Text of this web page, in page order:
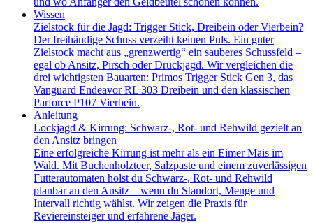
Wissen
Zielstock für die Jagd: Trigger Stick, Dreibein oder Vierbein?
Der freihändige Schuss verzeiht keinen Puls. Ein guter
Zielstock macht aus „grenzwertig“ ein sauberes Schussfeld –
egal ob Ansitz, Pirsch oder Drückjagd. Wir vergleichen die
drei wichtigsten Bauarten: Primos Trigger Stick Gen 3, das
Vanguard Endeavor RL 303 Dreibein und den klassischen
Parforce P107 Vierbein.
Anleitung
Lockjagd & Kirrung: Schwarz-, Rot- und Rehwild gezielt an
den Ansitz bringen
Eine erfolgreiche Kirrung ist mehr als ein Eimer Mais im
Wald. Mit Buchenholzteer, Salzpaste und einem zuverlässigen
Futterautomaten holst du Schwarz-, Rot- und Rehwild
planbar an den Ansitz – wenn du Standort, Menge und
Intervall richtig wählst. Wir zeigen die Praxis für
Reviereinsteiger und erfahrene Jäger.